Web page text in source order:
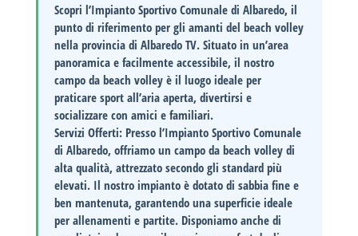
Scopri l’Impianto Sportivo Comunale di Albaredo, il
punto di riferimento per gli amanti del beach volley
nella provincia di Albaredo TV. Situato in un’area
panoramica e facilmente accessibile, il nostro
campo da beach volley è il luogo ideale per
praticare sport all’aria aperta, divertirsi e
socializzare con amici e familiari.
Servizi Offerti: Presso l’Impianto Sportivo Comunale
di Albaredo, offriamo un campo da beach volley di
alta qualità, attrezzato secondo gli standard più
elevati. Il nostro impianto è dotato di sabbia fine e
ben mantenuta, garantendo una superficie ideale
per allenamenti e partite. Disponiamo anche di